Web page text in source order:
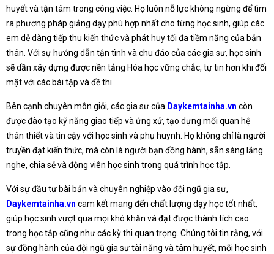
huyết và tận tâm trong công việc. Họ luôn nỗ lực không ngừng để tìm
ra phương pháp giảng dạy phù hợp nhất cho từng học sinh, giúp các
em dễ dàng tiếp thu kiến thức và phát huy tối đa tiềm năng của bản
thân. Với sự hướng dẫn tận tình và chu đáo của các gia sư, học sinh
sẽ dần xây dựng được nền tảng Hóa học vững chắc, tự tin hơn khi đối
mặt với các bài tập và đề thi.
Bên cạnh chuyên môn giỏi, các gia sư của Daykemtainha.vn còn
được đào tạo kỹ năng giao tiếp và ứng xử, tạo dựng mối quan hệ
thân thiết và tin cậy với học sinh và phụ huynh. Họ không chỉ là người
truyền đạt kiến thức, mà còn là người bạn đồng hành, sẵn sàng lắng
nghe, chia sẻ và động viên học sinh trong quá trình học tập.
Với sự đầu tư bài bản và chuyên nghiệp vào đội ngũ gia sư,
Daykemtainha.vn cam kết mang đến chất lượng dạy học tốt nhất,
giúp học sinh vượt qua mọi khó khăn và đạt được thành tích cao
trong học tập cũng như các kỳ thi quan trọng. Chúng tôi tin rằng, với
sự đồng hành của đội ngũ gia sư tài năng và tâm huyết, mỗi học sinh